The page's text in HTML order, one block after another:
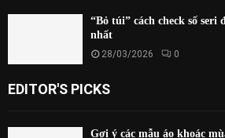
“Bỏ túi” cách check số seri
nhất
28/03/2026 0
EDITOR'S PICKS
Gợi ý các mẫu áo khoác